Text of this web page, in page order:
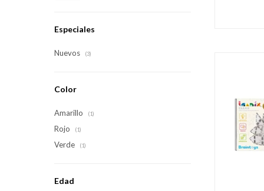
Especiales
Nuevos (3)
Color
Amarillo (1)
Rojo (1)
Verde (1)
Edad